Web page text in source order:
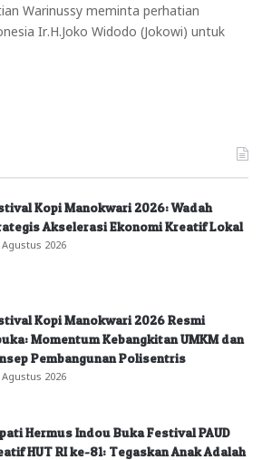
Warinussy meminta perhatian
Ir.H.Joko Widodo (Jokowi) untuk
Kopi Manokwari 2026: Wadah
Akselerasi Ekonomi Kreatif Lokal
Agustus 2026
Kopi Manokwari 2026 Resmi
Momentum Kebangkitan UMKM dan
Pembangunan Polisentris
Agustus 2026
Hermus Indou Buka Festival PAUD
HUT RI ke-81: Tegaskan Anak Adalah